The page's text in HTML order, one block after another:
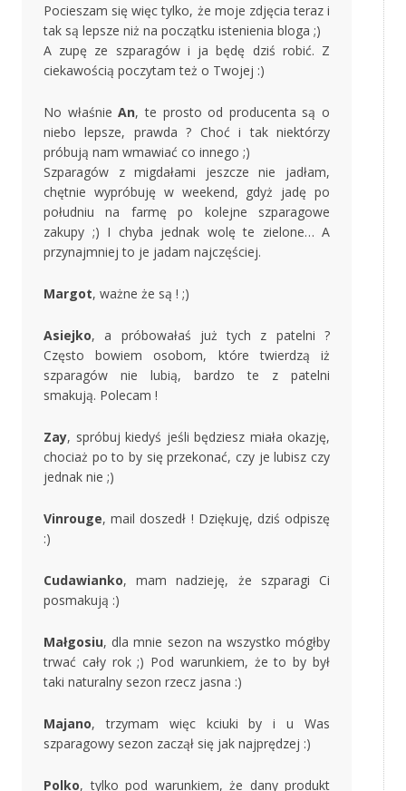
Pocieszam się więc tylko, że moje zdjęcia teraz i
tak są lepsze niż na początku istenienia bloga ;)
A zupę ze szparagów i ja będę dziś robić. Z
ciekawością poczytam też o Twojej :)
No właśnieAn, te prosto od producenta są o
niebo lepsze, prawda ? Choć i tak niektórzy
próbują nam wmawiać co innego ;)
Szparagów z migdałami jeszcze nie jadłam,
chętnie wypróbuję w weekend, gdyż jadę po
południu na farmę po kolejne szparagowe
zakupy ;) I chyba jednak wolę te zielone… A
przynajmniej to je jadam najczęściej.
Margot, ważne że są ! ;)
Asiejko, a próbowałaś już tych z patelni ?
Często bowiem osobom, które twierdzą iż
szparagów nie lubią, bardzo te z patelni
smakują. Polecam !
Zay, spróbuj kiedyś jeśli będziesz miała okazję,
chociaż po to by się przekonać, czy je lubisz czy
jednak nie ;)
Vinrouge, mail doszedł ! Dziękuję, dziś odpiszę
:)
Cudawianko, mam nadzieję, że szparagi Ci
posmakują :)
Małgosiu, dla mnie sezon na wszystko mógłby
trwać cały rok ;) Pod warunkiem, że to by był
taki naturalny sezon rzecz jasna :)
Majano, trzymam więc kciuki by i u Was
szparagowy sezon zaczął się jak najprędzej :)
Polko, tylko pod warunkiem, że dany produkt